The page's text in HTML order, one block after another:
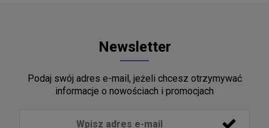
Newsletter
Podaj swój adres e-mail, jeżeli chcesz otrzymywać
informacje o nowościach i promocjach